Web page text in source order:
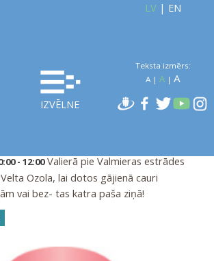
IZVĒLNE
LV| EN
Teksta izmērs:
A| A| A
Krūts veselības
- 12:00Valierā pie Valmieras estrādes
Ozola, lai dotos gājienā cauri
vai bez- tas katra paša ziņā!